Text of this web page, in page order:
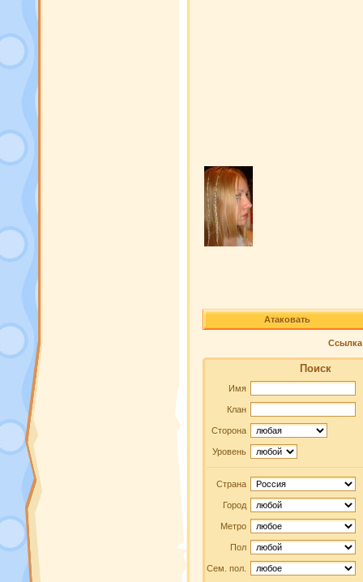
Атаковать
Ссылка
Поиск
Имя
Клан
Сторона
Уровень
Страна
Город
Метро
Пол
Сем. пол.